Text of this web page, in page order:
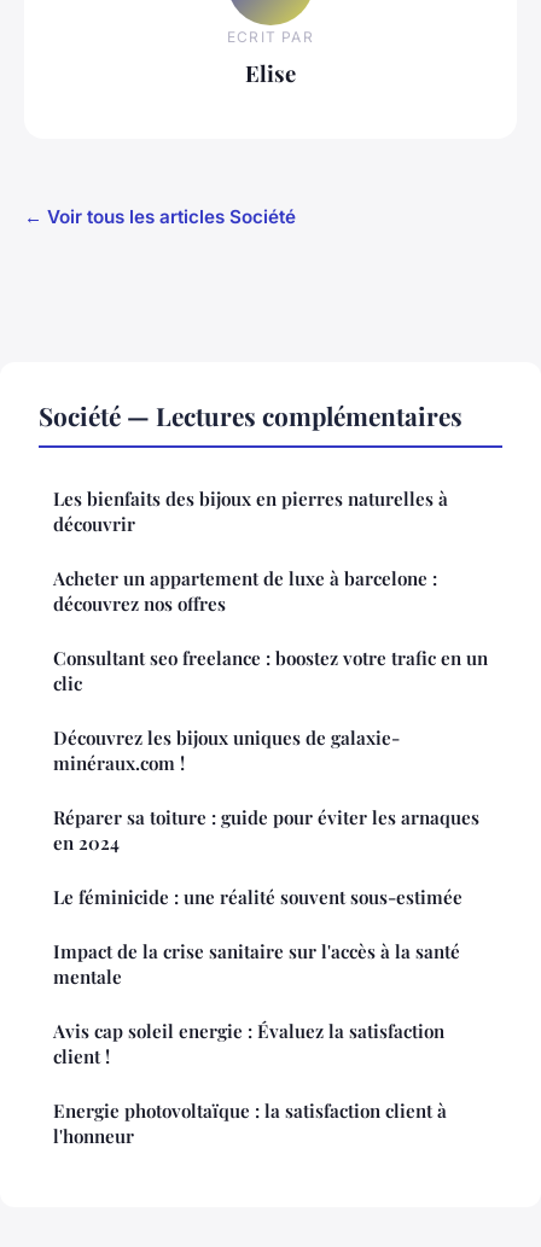
ECRIT PAR
Elise
← Voir tous les articles Société
Société — Lectures complémentaires
Les bienfaits des bijoux en pierres naturelles à
découvrir
Acheter un appartement de luxe à barcelone :
découvrez nos offres
Consultant seo freelance : boostez votre trafic en un
clic
Découvrez les bijoux uniques de galaxie-
minéraux.com !
Réparer sa toiture : guide pour éviter les arnaques
en 2024
Le féminicide : une réalité souvent sous-estimée
Impact de la crise sanitaire sur l'accès à la santé
mentale
Avis cap soleil energie : Évaluez la satisfaction
client !
Energie photovoltaïque : la satisfaction client à
l'honneur